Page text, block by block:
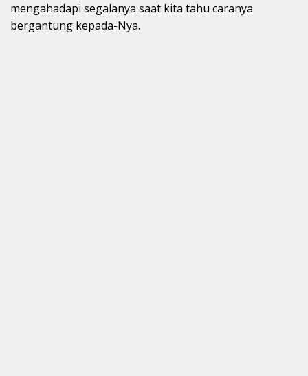
mengahadapi segalanya saat kita tahu caranya
bergantung kepada-Nya.